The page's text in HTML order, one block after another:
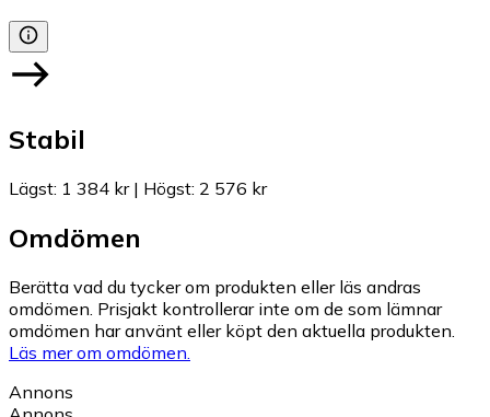
Stabil
Lägst: 1 384 kr| Högst: 2 576 kr
Omdömen
Berätta vad du tycker om produkten eller läs andras
omdömen. Prisjakt kontrollerar inte om de som lämnar
omdömen har använt eller köpt den aktuella produkten.
Läs mer om omdömen.
Annons